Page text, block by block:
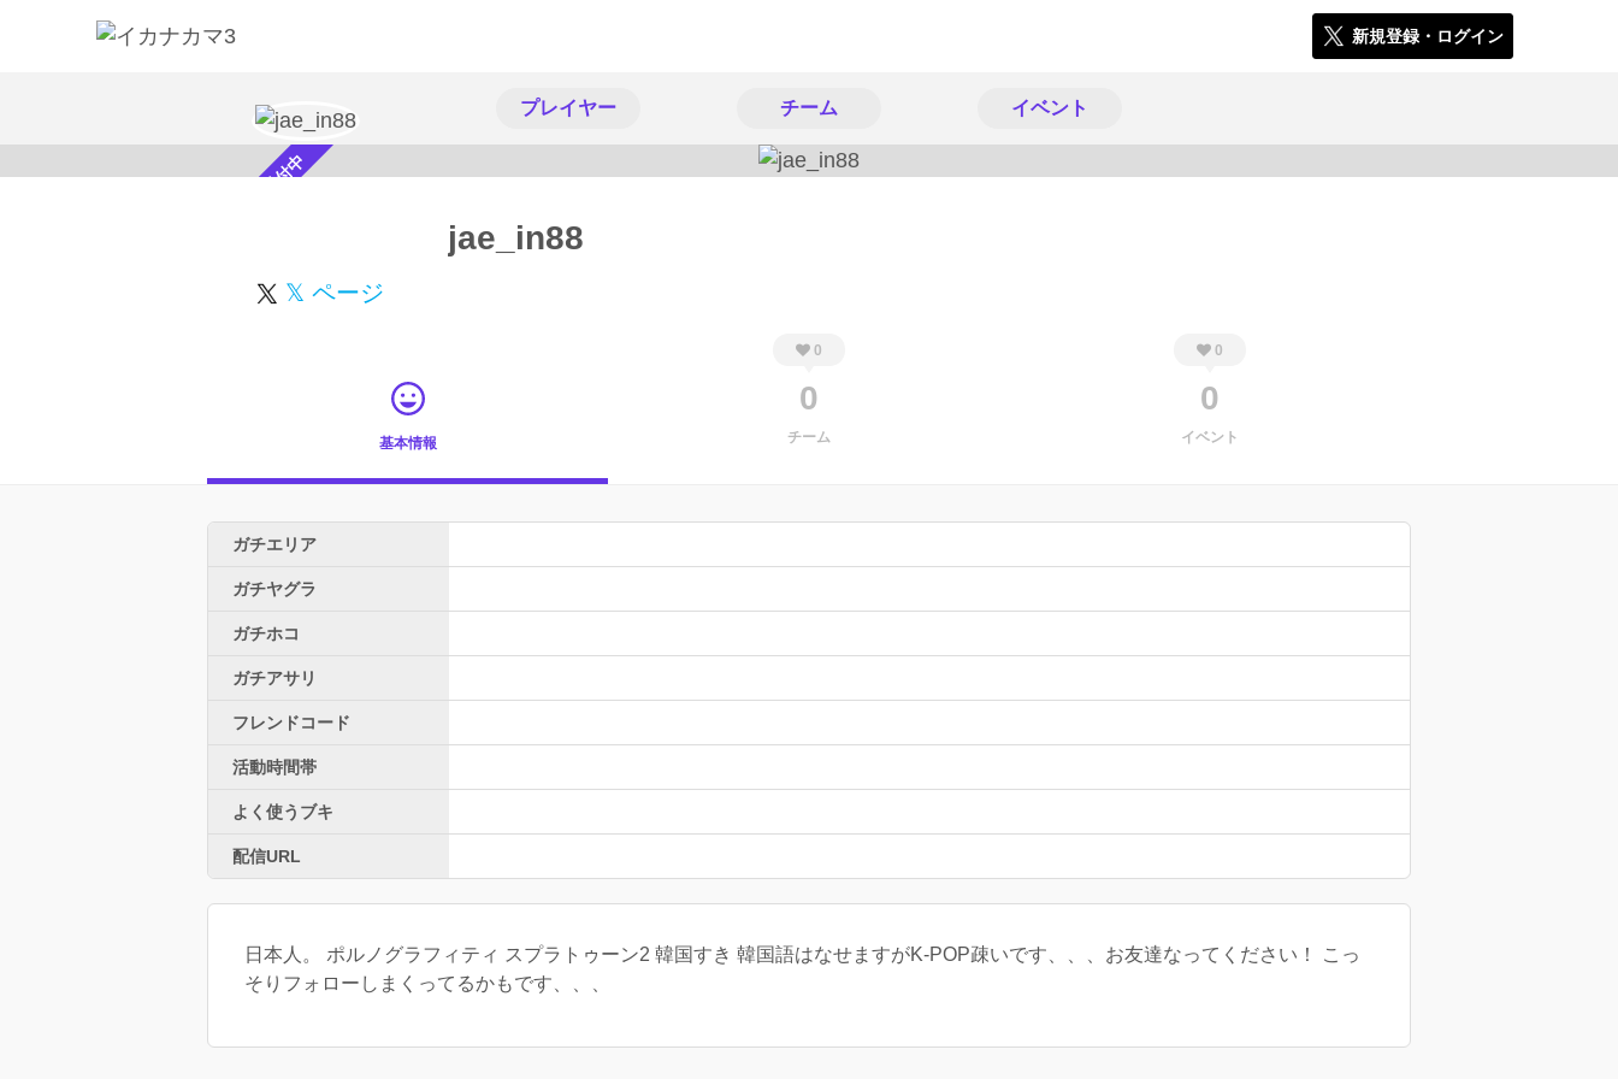
新規登録・ログイン
プレイヤー チーム イベント
スカウト受付中 jae_in88
𝕏 ページ
基本情報
0
0
チーム
0
0
イベント
ガチエリア
ガチヤグラ
ガチホコ
ガチアサリ
フレンドコード
活動時間帯
よく使うブキ
配信URL
日本人。 ポルノグラフィティ スプラトゥーン2 韓国すき 韓国語はなせますがK-POP疎いです、、、お友達なってください！ こっ
そりフォローしまくってるかもです、、、